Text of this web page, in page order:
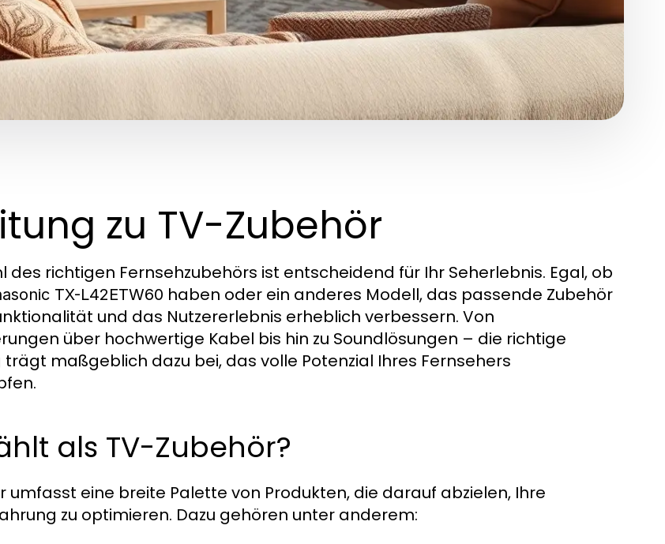
zu TV-Zubehör
des richtigen Fernsehzubehörs ist entscheidend für Ihr Seherlebnis. Egal, ob
TX-L42ETW60 haben oder ein anderes Modell, das passende Zubehör
und das Nutzererlebnis erheblich verbessern. Von
über hochwertige Kabel bis hin zu Soundlösungen – die richtige
trägt maßgeblich dazu bei, das volle Potenzial Ihres Fernsehers
als TV-Zubehör?
umfasst eine breite Palette von Produkten, die darauf abzielen, Ihre
zu optimieren. Dazu gehören unter anderem: